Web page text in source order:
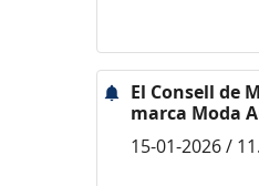
El Consell de
marca Moda
15-01-2026 /